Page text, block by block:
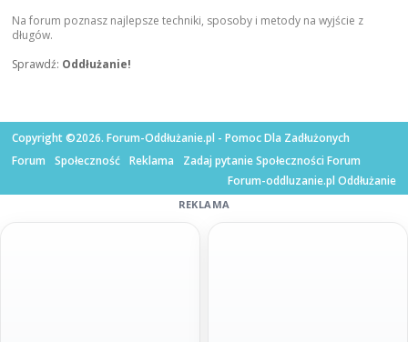
Na forum poznasz najlepsze techniki, sposoby i metody na wyjście z
długów.
Sprawdź: Oddłużanie!
Copyright ©2026. Forum-Oddłużanie.pl - Pomoc Dla Zadłużonych
Forum
Społeczność Reklama
Zadaj pytanie Społeczności Forum
Forum-oddluzanie.pl Oddłużanie
REKLAMA